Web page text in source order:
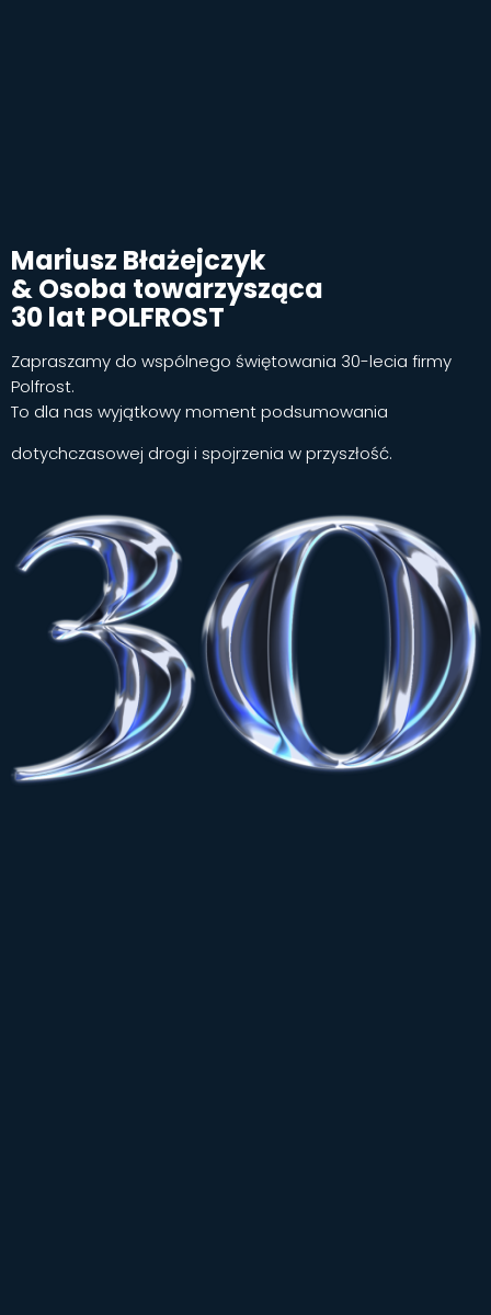
Mariusz Błażejczyk
& Osoba towarzysząca
30 lat POLFROST
Zapraszamy do wspólnego świętowania 30-lecia firmy
Polfrost.
To dla nas wyjątkowy moment podsumowania
dotychczasowej drogi i spojrzenia w przyszłość.